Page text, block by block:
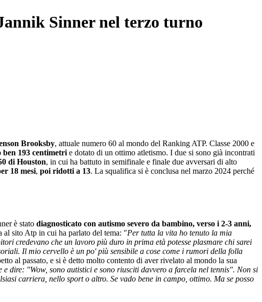
Sinner nel terzo turno
Brooksby, attuale numero 60 al mondo del Ranking ATP. Classe 2000 e
ben 193 centimetri e dotato di un ottimo atletismo. I due si sono già incontrati
di Houston, in cui ha battuto in semifinale e finale due avversari di alto
18 mesi, poi ridotti a 13. La squalifica si è conclusa nel marzo 2024 perché
è stato diagnosticato con autismo severo da bambino, verso i 2-3 anni,
al sito Atp in cui ha parlato del tema: "Per tutta la vita ho tenuto la mia
credevano che un lavoro più duro in prima età potesse plasmare chi sarei
Il mio cervello è un po' più sensibile a cose come i rumori della folla
al passato, e si è detto molto contento di aver rivelato al mondo la sua
dire: "Wow, sono autistici e sono riusciti davvero a farcela nel tennis". Non si
carriera, nello sport o altro. Se vado bene in campo, ottimo. Ma se posso